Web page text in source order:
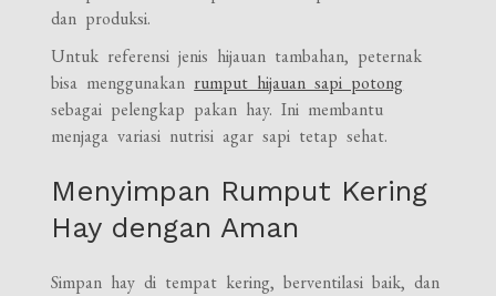
dan produksi.
Untuk referensi jenis hijauan tambahan, peternak
bisa menggunakan rumput hijauan sapi potong
sebagai pelengkap pakan hay. Ini membantu
menjaga variasi nutrisi agar sapi tetap sehat.
Menyimpan Rumput Kering
Hay dengan Aman
Simpan hay di tempat kering, berventilasi baik, dan